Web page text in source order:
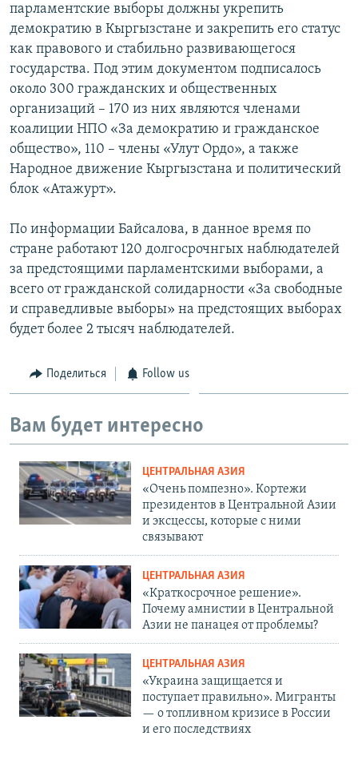
парламентские выборы должны укрепить
демократию в Кыргызстане и закрепить его статус
как правового и стабильно развивающегося
государства. Под этим документом подписалось
около 300 гражданских и общественных
организаций – 170 из них являются членами
коалиции НПО «За демократию и гражданское
общество», 110 – члены «Улут Ордо», а также
Народное движение Кыргызстана и политический
блок «Атажурт».
По информации Байсалова, в данное время по
стране работают 120 долгосрочнгых наблюдателей
за предстоящими парламентскими выборами, а
всего от гражданской солидарности «За свободные
и справедливые выборы» на предстоящих выборах
будет более 2 тысяч наблюдателей.
Поделиться Follow us
Вам будет интересно
ЦЕНТРАЛЬНАЯ АЗИЯ
«Очень помпезно». Кортежи
президентов в Центральной Азии
и эксцессы, которые с ними
связывают
ЦЕНТРАЛЬНАЯ АЗИЯ
«Краткосрочное решение».
Почему амнистии в Центральной
Азии не панацея от проблемы?
ЦЕНТРАЛЬНАЯ АЗИЯ
«Украина защищается и
поступает правильно». Мигранты
— о топливном кризисе в России
и его последствиях